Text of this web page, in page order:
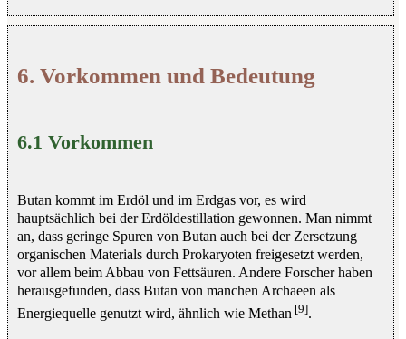
6. Vorkommen und Bedeutung
6.1 Vorkommen
Butan kommt im Erdöl und im Erdgas vor, es wird
hauptsächlich bei der Erdöldestillation gewonnen. Man nimmt
an, dass geringe Spuren von Butan auch bei der Zersetzung
organischen Materials durch Prokaryoten freigesetzt werden,
vor allem beim Abbau von Fettsäuren. Andere Forscher haben
herausgefunden, dass Butan von manchen Archaeen als
Energiequelle genutzt wird, ähnlich wie Methan [9].